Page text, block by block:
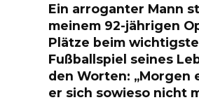
Ein arroganter Mann
meinem 92-jährigen
Plätze beim
Fußballspiel seines
den Worten: „Morgen
er sich sowieso nicht